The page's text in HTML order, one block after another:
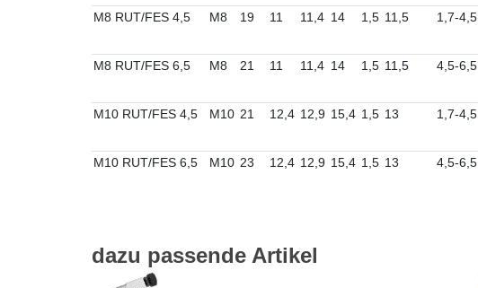
M8 RUT/FES 4,5 M8 19 11 11,4 14 1,5 11,5 1,7-4,5
M8 RUT/FES 6,5 M8 21 11 11,4 14 1,5 11,5 4,5-6,5
M10 RUT/FES 4,5 M10 21 12,4 12,9 15,4 1,5 13 1,7-4,5
M10 RUT/FES 6,5 M10 23 12,4 12,9 15,4 1,5 13 4,5-6,5
dazu passende Artikel